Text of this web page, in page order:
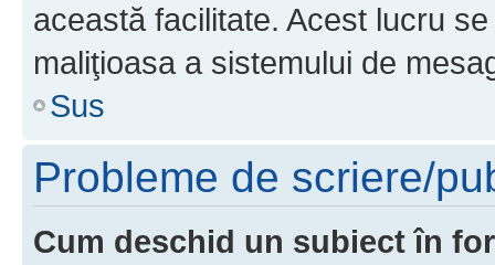
această facilitate. Acest lucru
maliţioasa a sistemului de
Sus
Probleme de scriere/
Cum deschid un subiect în